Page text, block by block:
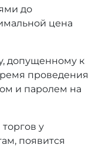
до
цена
допущенному к
проведения
и паролем на
у
появится